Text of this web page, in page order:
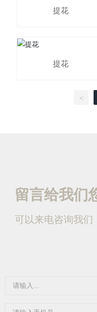
提花
提花
<
留言给我们
可以来电咨询我们